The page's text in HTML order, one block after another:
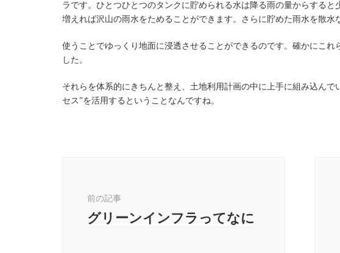
ラです。ひとつひとつのタンクに貯められる水は降る雨の量からする
増えれば沢山の雨水をためることができます。さらに貯めた雨水を散水
使うことでゆっくり地面に浸透させることができるのです。確かにこ
した。
それらを体系的にきちんと整え、土地利用計画の中に上手に組み込ん
セス”を活用するということなんですね。
前の記事
グリーンインフラってなに